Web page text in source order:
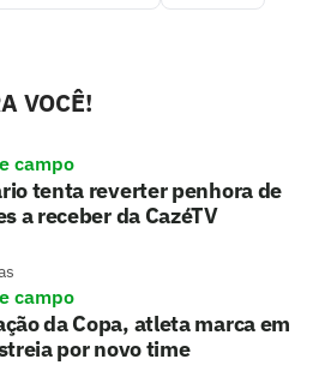
VOCÊ!
campo
tenta reverter penhora de
a receber da CazéTV
campo
da Copa, atleta marca em
por novo time